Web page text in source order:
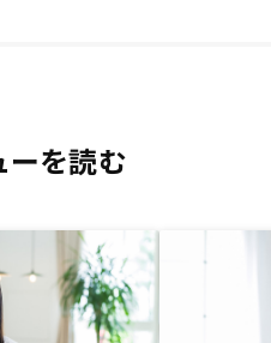
ーを読む